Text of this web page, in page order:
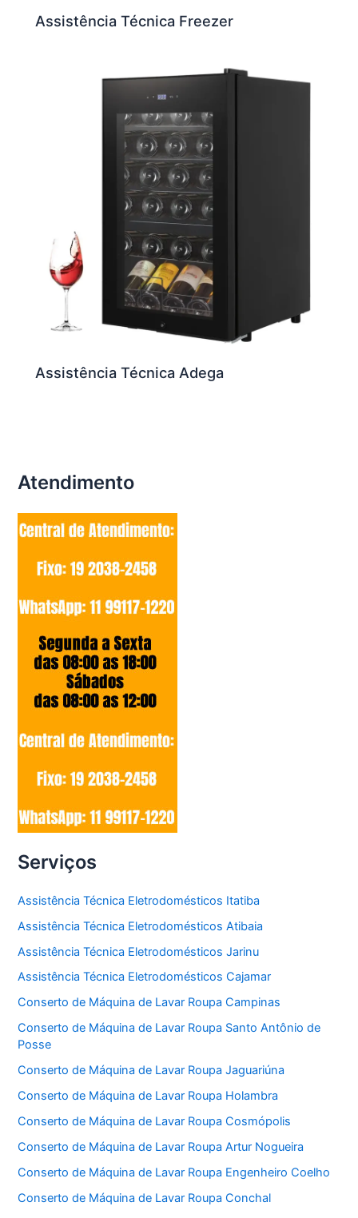
Assistência Técnica Freezer
Assistência Técnica Adega
Atendimento
Serviços
Assistência Técnica Eletrodomésticos Itatiba
Assistência Técnica Eletrodomésticos Atibaia
Assistência Técnica Eletrodomésticos Jarinu
Assistência Técnica Eletrodomésticos Cajamar
Conserto de Máquina de Lavar Roupa Campinas
Conserto de Máquina de Lavar Roupa Santo Antônio de
Posse
Conserto de Máquina de Lavar Roupa Jaguariúna
Conserto de Máquina de Lavar Roupa Holambra
Conserto de Máquina de Lavar Roupa Cosmópolis
Conserto de Máquina de Lavar Roupa Artur Nogueira
Conserto de Máquina de Lavar Roupa Engenheiro Coelho
Conserto de Máquina de Lavar Roupa Conchal